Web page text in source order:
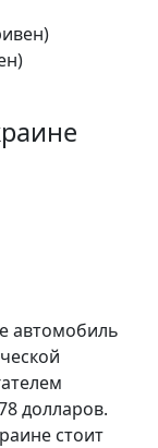
автомобиль
долларов.
стоит